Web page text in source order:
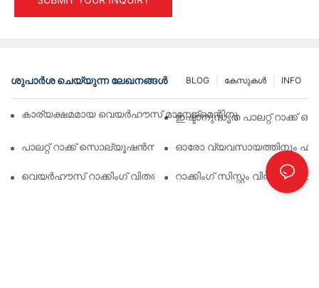
ശുപാർശ ചെയ്യുന്ന ലേഖനങ്ങൾ INFO
കേസുകൾ
BLOG
കാര്യക്ഷമമായ വെയർഹൗസ് മാനേജ്മെന്റിനുള്ള മികച്ച
ഇഷ്ടാനുസൃത പാലറ്റ് റാക്ക്
പാലറ്റ് റാക്ക് സൊല്യൂഷൻസിന്റെ ഭാവി: ട്രെൻഡുകളും
ഓരോ വ്യവസായത്തിനും
വെയർഹൗസ് റാക്കിംഗ് വിതരണക്കാർ: എന്താണ് ശ്രദ്ധിക്കേണ്ടത്
റാക്കിംഗ് സിസ്റ്റം